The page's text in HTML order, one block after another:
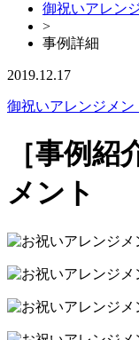
御祝いアレン
>
事例詳細
2019.12.17
御祝いアレンジメン
［事例
メント